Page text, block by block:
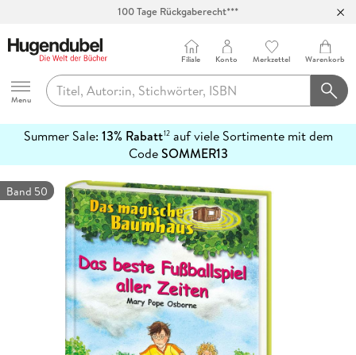
100 Tage Rückgaberecht***
Hugendubel
Menu
Filiale Konto Merkzettel Warenkorb
Summer Sale: 13% Rabatt12auf viele Sortimente mit dem
CodeSOMMER13
erfahren
Band 50